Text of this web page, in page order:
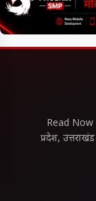
Read Now
प्रदेश,